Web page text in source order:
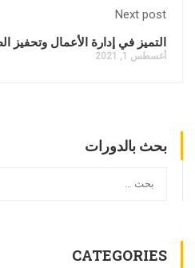
Next post
التميز في إدارة الأعمال وتحفيز
أغسطس 1, 2021
بحث بالدورات
CATEGORIES